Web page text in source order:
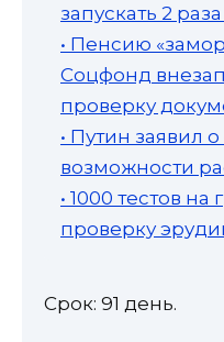
запускать 2
• Пенсию
Соцфонд
проверку
• Путин заявил
возможности
• 1000 тестов на
проверку
Срок: 91 день.